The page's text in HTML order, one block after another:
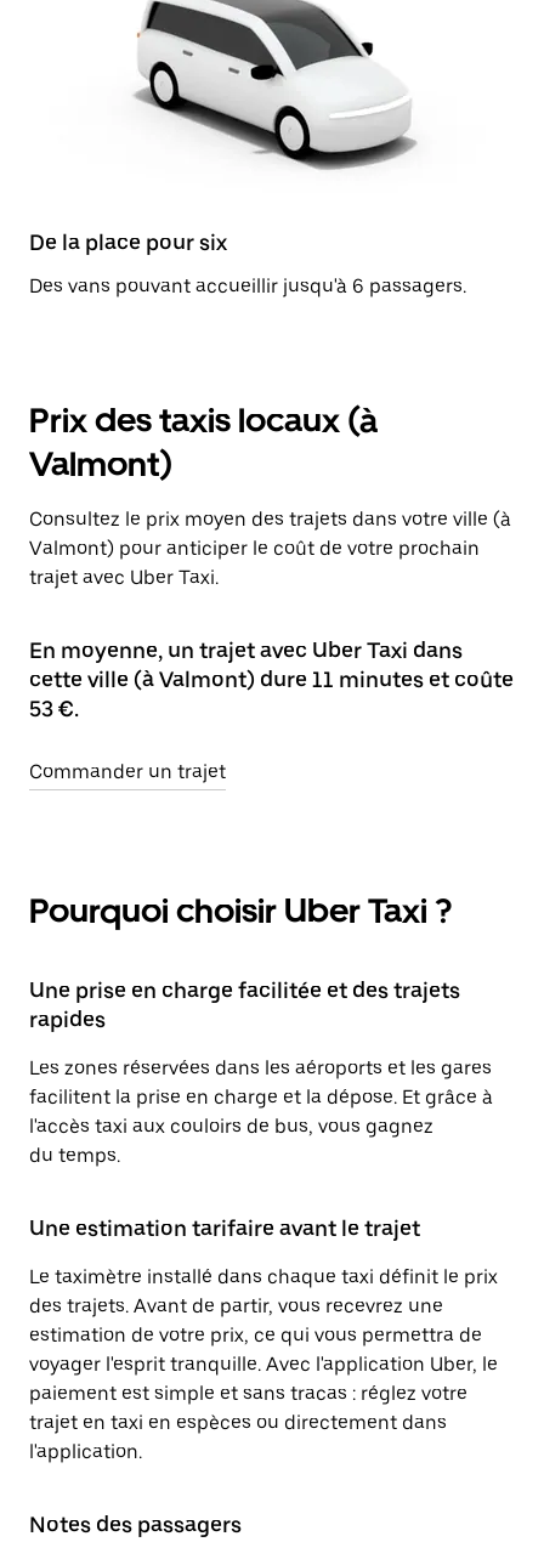
De la place pour six
Des vans pouvant accueillir jusqu'à 6 passagers.
Prix des taxis locaux (à
Valmont)
Consultez le prix moyen des trajets dans votre ville (à
Valmont) pour anticiper le coût de votre prochain
trajet avec Uber Taxi.
En moyenne, un trajet avec Uber Taxi dans
cette ville (à Valmont) dure 11 minutes et coûte
53 €.
Commander un trajet
Pourquoi choisir Uber Taxi ?
Une prise en charge facilitée et des trajets
rapides
Les zones réservées dans les aéroports et les gares
facilitent la prise en charge et la dépose. Et grâce à
l'accès taxi aux couloirs de bus, vous gagnez
du temps.
Une estimation tarifaire avant le trajet
Le taximètre installé dans chaque taxi définit le prix
des trajets. Avant de partir, vous recevrez une
estimation de votre prix, ce qui vous permettra de
voyager l'esprit tranquille. Avec l'application Uber, le
paiement est simple et sans tracas : réglez votre
trajet en taxi en espèces ou directement dans
l'application.
Notes des passagers